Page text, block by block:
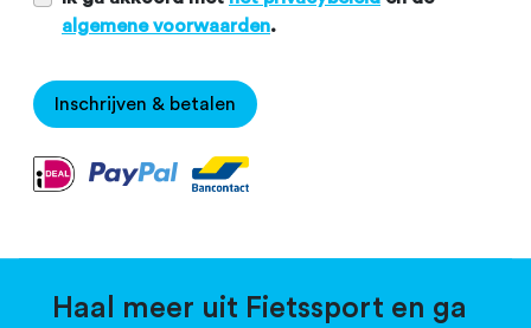
algemene voorwaarden.
Inschrijven & betalen
Haal meer uit Fietssport en ga